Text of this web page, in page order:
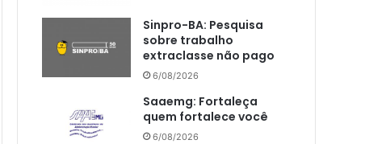
Sinpro-BA: Pesquisa
sobre trabalho
extraclasse não pago
6/08/2026
Saaemg: Fortaleça
quem fortalece você
6/08/2026